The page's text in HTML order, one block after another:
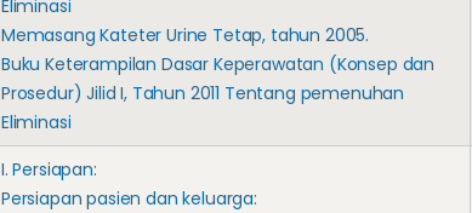
Eliminasi
Memasang Kateter Urine Tetap, tahun 2005.
Buku Keterampilan Dasar Keperawatan (Konsep dan
Prosedur) Jilid I, Tahun 2011 Tentang pemenuhan
Eliminasi
I. Persiapan:
Persiapan pasien dan keluarga: